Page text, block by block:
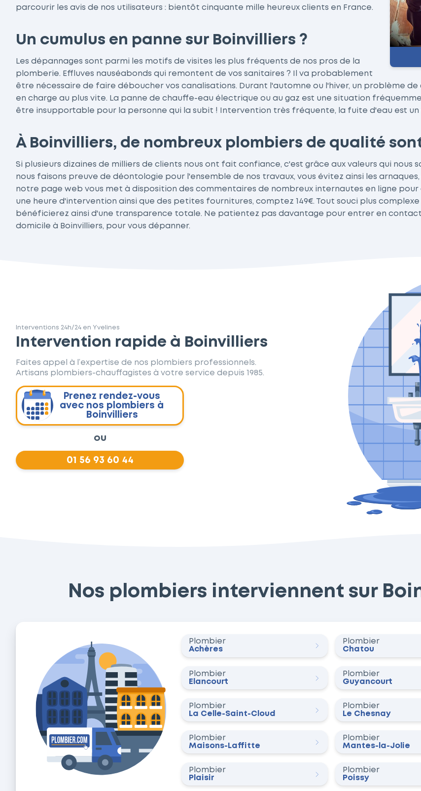
parcourir les avis de nos utilisateurs : bientôt cinquante mille heureux clients en France.
Un cumulus en panne sur Boinvilliers ?
Les dépannages sont parmi les motifs de visites les plus fréquents de nos pros de la
plomberie. Effluves nauséabonds qui remontent de vos sanitaires ? Il va probablement
être nécessaire de faire déboucher vos canalisations. Durant l'automne ou l'hiver, un problème
en charge au plus vite. La panne de chauffe-eau électrique ou au gaz est une situation
être insupportable pour la personne qui la subit ! Intervention très fréquente, la fuite d'eau est un
À Boinvilliers, de nombreux plombiers de qualité
Si plusieurs dizaines de milliers de clients nous ont fait confiance, c'est grâce aux valeurs qui nous
nous faisons preuve de déontologie pour l'ensemble de nos travaux, vous évitez ainsi les
notre page web vous met à disposition des commentaires de nombreux internautes en ligne
une heure d'intervention ainsi que des petites fournitures, comptez 149€. Tout souci plus
bénéficierez ainsi d'une transparence totale. Ne patientez pas davantage pour entrer en contact
domicile à Boinvilliers, pour vous dépanner.
Interventions 24h/24 en Yvelines
Intervention rapide à Boinvilliers
Faites appel à l’expertise de nos plombiers professionnels.
Artisans plombiers-chauffagistes à votre service depuis 1985.
Prenez rendez-vous
avec nos plombiers à
Boinvilliers
ou
01 56 93 60 44
Nos plombiers interviennent sur
Plombier
Achères
Plombier
Chatou
Plombier
Élancourt
Plombier
Guyancourt
Plombier
La Celle-Saint-Cloud
Plombier
Le Chesnay
Plombier
Maisons-Laffitte
Plombier
Mantes-la-Jolie
Plombier
Plaisir
Plombier
Poissy